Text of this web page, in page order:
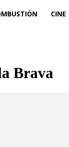
CINE
Brava